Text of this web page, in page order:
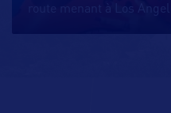
route menant à Los